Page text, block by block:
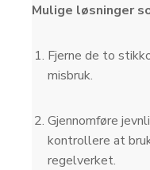
Mulige løsninger
Fjerne de to
misbruk.
Gjennomføre
kontrollere at
regelverket.